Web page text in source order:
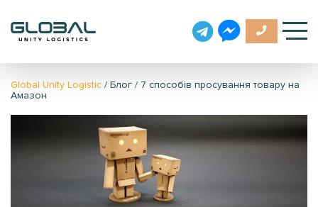
Global Unity Logistic / Блог / 7 способів просування товару на
Амазон